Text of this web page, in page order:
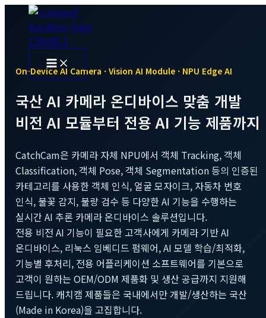
On-Device AI Camera · Vision AI Module · NPU Edge AI
국산 AI 카메라 온디바이스 맞춤 개발
비전 AI 모듈부터 전용 AI 기능 제품까지
CatchCam은 카메라 자체 NPU에서 객체 Tracking, 객체
Classification, 객체 Pose, 객체 Segmentation 등의 인증된
카테고리를 사용한 객체 인식, 얼굴 모자이크, 자동차 번호
인식, 불꽃 감지, 불량 검수 등 다양한 AI 기능을 수행하는
실시간 AI 추론 카메라 온디바이스 솔루션입니다.
전용 비전 AI 기능이 필요한 고객사에게 카메라 기반 AI
온디바이스, 리눅스 임베디드 펌웨어, AI 모델 학습/최적화,
기능별 후처리, 전용 어플리케이션 소프트웨어를 기본으로
고객이 원하는 OEM/ODM 제품화 및 생산 공급까지 지원해
드립니다. 캐치캠 제품들은 국내에서만 개발/생산하는 국산
(Made in Korea)을 고집합니다.